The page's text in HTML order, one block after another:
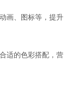
画、图标等，提升
适的色彩搭配，营